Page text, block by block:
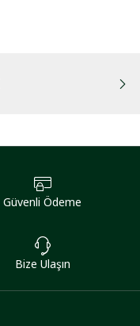
Güvenli Ödeme
Bize Ulaşın